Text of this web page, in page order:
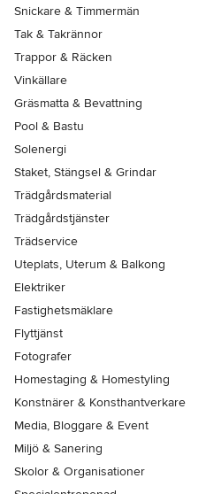
Snickare & Timmermän
Tak & Takrännor
Trappor & Räcken
Vinkällare
Gräsmatta & Bevattning
Pool & Bastu
Solenergi
Staket, Stängsel & Grindar
Trädgårdsmaterial
Trädgårdstjänster
Trädservice
Uteplats, Uterum & Balkong
Elektriker
Fastighetsmäklare
Flyttjänst
Fotografer
Homestaging & Homestyling
Konstnärer & Konsthantverkare
Media, Bloggare & Event
Miljö & Sanering
Skolor & Organisationer